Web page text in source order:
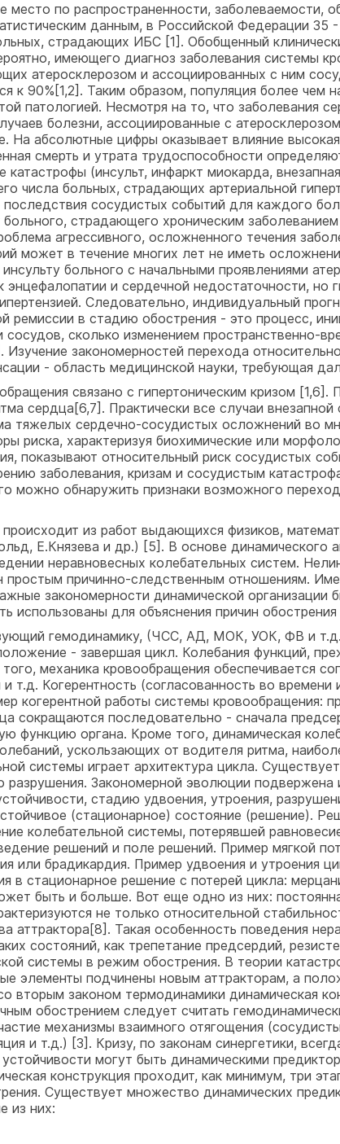
по распространенности, заболеваемости,
данным, в Российской Федерации
страдающих ИБС [1]. Обобщенный
имеющего диагноз заболевания системы
атеросклерозом и ассоциированных с ним
к 90%[1,2]. Таким образом, популяция более чем
патологией. Несмотря на то, что заболевания
болезни, ассоциированные с
На абсолютные цифры оказывает влияние
смерть и утрата трудоспособности
(инсульт, инфаркт миокарда,
числа больных, страдающих артериальной
сосудистых событий для каждого
больного, страдающего хроническим
агрессивного, осложненного течения
может в течение многих лет не иметь
больного с начальными проявлениями
и сердечной недостаточности, но
Следовательно, индивидуальный
ремиссии в стадию обострения - это процесс,
сколько изменением пространственно-
закономерностей перехода
- область медицинской науки, требующая
связано с гипертоническим кризом [1,6].
сердца[6,7]. Практически все случаи
тяжелых сердечно-сосудистых осложнений во
риска, характеризуя биохимические или
показывают относительный риск сосудистых
заболевания, кризам и сосудистым
можно обнаружить признаки возможного
из работ выдающихся физиков,
Е.Князева и др.) [5]. В основе динамического
неравновесных колебательных систем.
причинно-следственным отношениям.
закономерности динамической организации
использованы для объяснения причин
гемодинамику, (ЧСС, АД, МОК, УОК, ФВ и
- завершая цикл. Колебания функций,
механика кровообращения обеспечивается
Когерентность (согласованность во времени
когерентной работы системы кровообращения:
сокращаются последовательно - сначала
функцию органа. Кроме того, динамическая
ускользающих от водителя ритма,
системы играет архитектура цикла.
Закономерной эволюции подвержена
стадию удвоения, утроения,
(стационарное) состояние (решение).
колебательной системы, потерявшей
решений и поле решений. Пример мягкой
или брадикардия. Пример удвоения и утроения
стационарное решение с потерей цикла:
быть и больше. Вот еще одно из них:
не только относительной
аттрактора[8]. Такая особенность поведения
состояний, как трепетание предсердий,
системы в режим обострения. В теории
элементы подчинены новым аттракторам, а
вторым законом термодинамики динамическая
обострением следует считать
механизмы взаимного отягощения
и т.д.) [3]. Кризу, по законам синергетики,
могут быть динамическими
конструкция проходит, как минимум, три
Существует множество динамических
из них: